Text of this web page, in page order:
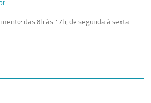
das 8h às 17h, de segunda à sexta-